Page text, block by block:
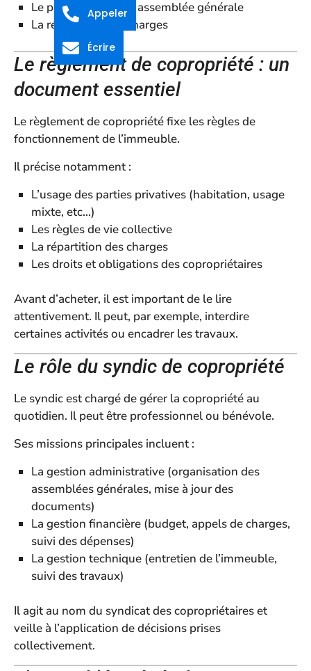
Le poids du vote en assemblée générale
La répartition des charges
Le règlement de copropriété : un
document essentiel
Le règlement de copropriété fixe les règles de
fonctionnement de l’immeuble.
Il précise notamment :
L’usage des parties privatives (habitation, usage
mixte, etc…)
Les règles de vie collective
La répartition des charges
Les droits et obligations des copropriétaires
Avant d’acheter, il est important de le lire
attentivement. Il peut, par exemple, interdire
certaines activités ou encadrer les travaux.
Le rôle du syndic de copropriété
Le syndic est chargé de gérer la copropriété au
quotidien. Il peut être professionnel ou bénévole.
Ses missions principales incluent :
La gestion administrative (organisation des
assemblées générales, mise à jour des
documents)
La gestion financière (budget, appels de charges,
suivi des dépenses)
La gestion technique (entretien de l’immeuble,
suivi des travaux)
Il agit au nom du syndicat des copropriétaires et
veille à l’application de décisions prises
collectivement.
Appeler
Écrire